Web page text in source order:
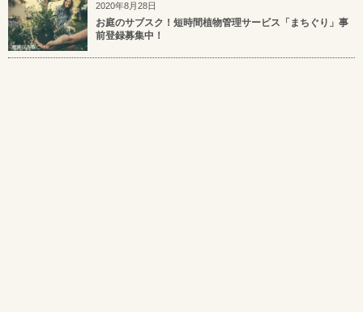
2020年8月28日
お庭のサブスク！短時間植物管理サービス「まちぐり」事
前登録募集中！